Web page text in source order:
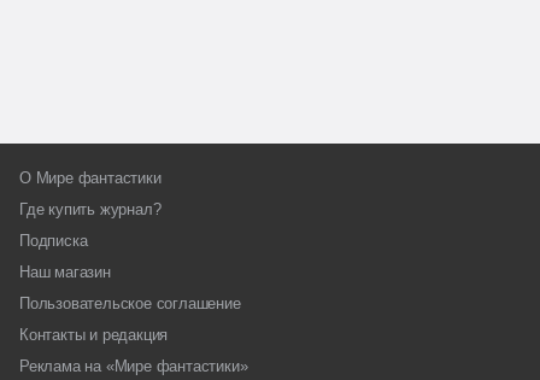
О Мире фантастики
Где купить журнал?
Подписка
Наш магазин
Пользовательское соглашение
Контакты и редакция
Реклама на «Мире фантастики»